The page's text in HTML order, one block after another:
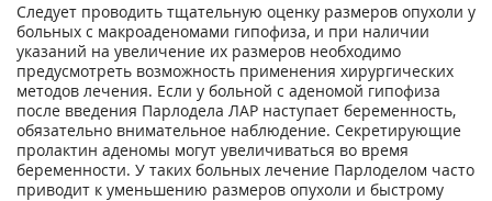
Следует проводить тщательную оценку размеров опухоли у
больных с макроаденомами гипофиза, и при наличии
указаний на увеличение их размеров необходимо
предусмотреть возможность применения хирургических
методов лечения. Если у больной с аденомой гипофиза
после введения Парлодела ЛАР наступает беременность,
обязательно внимательное наблюдение. Секретирующие
пролактин аденомы могут увеличиваться во время
беременности. У таких больных лечение Парлоделом часто
приводит к уменьшению размеров опухоли и быстрому